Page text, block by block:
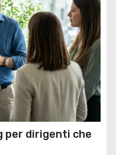
per dirigenti che